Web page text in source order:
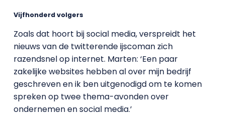
Vijfhonderd volgers
Zoals dat hoort bij social media, verspreidt het
nieuws van de twitterende ijscoman zich
razendsnel op internet. Marten: ‘Een paar
zakelijke websites hebben al over mijn bedrijf
geschreven en ik ben uitgenodigd om te komen
spreken op twee thema-avonden over
ondernemen en social media.’